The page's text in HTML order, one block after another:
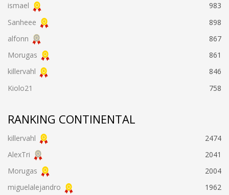
ismael
983
Sanheee
898
alfonn
867
Morugas
861
killervahl
846
Kiolo21
758
RANKING CONTINENTAL
killervahl
2474
AlexTri
2041
Morugas
2004
miguelalejandro
1962